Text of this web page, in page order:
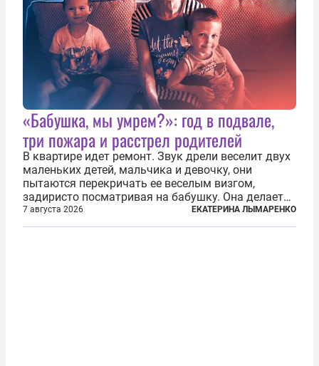
«Бабушка, мы умрем?»: год в подвале,
три пожара и расстрел родителей
В квартире идет ремонт. Звук дрели веселит двух
маленьких детей, мальчика и девочку, они
пытаются перекричать ее веселым визгом,
задиристо посматривая на бабушку. Она делает
им замечание, но внуки чувствуют, что она
сердится невсерьез. И это правда: дрель, конечно,
7 августа 2026 ЕКАТЕРИНА ЛЫМАРЕНКО